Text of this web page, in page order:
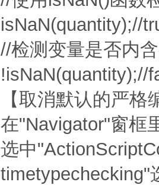
isNaN(quantity);//
//检测变量是否内
!isNaN(quantity);//
【取消默认的严格
在"Navigator"窗框
选中
timetypechecking"